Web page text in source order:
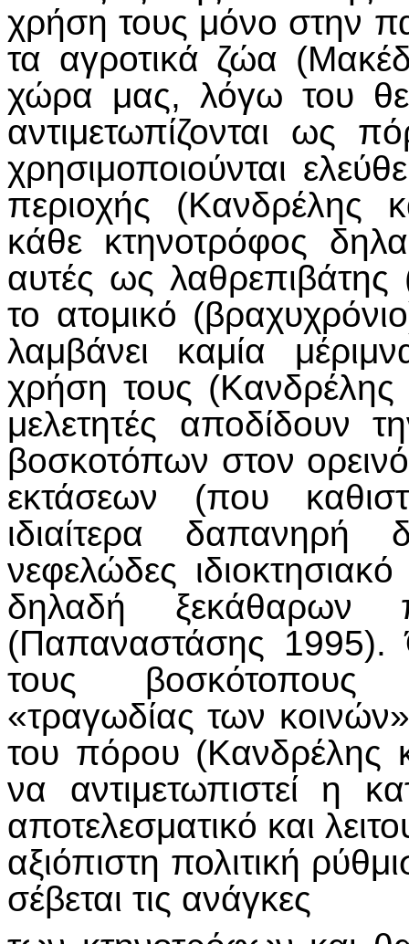
χρήση τους μόνο στην
τα αγροτικά ζώα
χώρα μας, λόγω του
αντιμετωπίζονται ως
χρησιμοποιούνται
περιοχής
κάθε κτηνοτρόφος
αυτές ως
το ατομικό
λαμβάνει καμία
χρήση τους
μελετητές αποδίδουν
βοσκοτόπων στον
εκτάσεων (που
ιδιαίτερα δαπανηρή
νεφελώδες
δηλαδή ξεκάθαρων
(Παπαναστάσης 1995).
τους βοσκότοπους
«τραγωδίας των
του πόρου (Κανδρέλης
να αντιμετωπιστεί η
αποτελεσματικό και
αξιόπιστη πολιτική
σέβεται τις ανάγκες